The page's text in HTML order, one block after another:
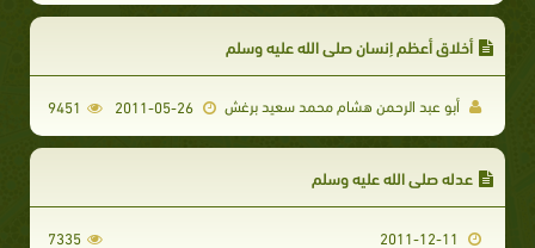
أخلاق أعظم إنسان صلى الله عليه وسلم
أبو عبد الرحمن هشام محمد سعيد برغش 9451
عدله صلى الله عليه وسلم
7335